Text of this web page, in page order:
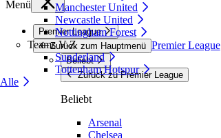
Manchester United
Newcastle United
Nottingham Forest
Teams V-Z
Sunderland
Tottenham Hotspur
Alle
Menü
Premier League
Zurück zum Hauptmenü Premier League
Beliebt
Zurück zu Premier League
Beliebt
Arsenal
Chelsea